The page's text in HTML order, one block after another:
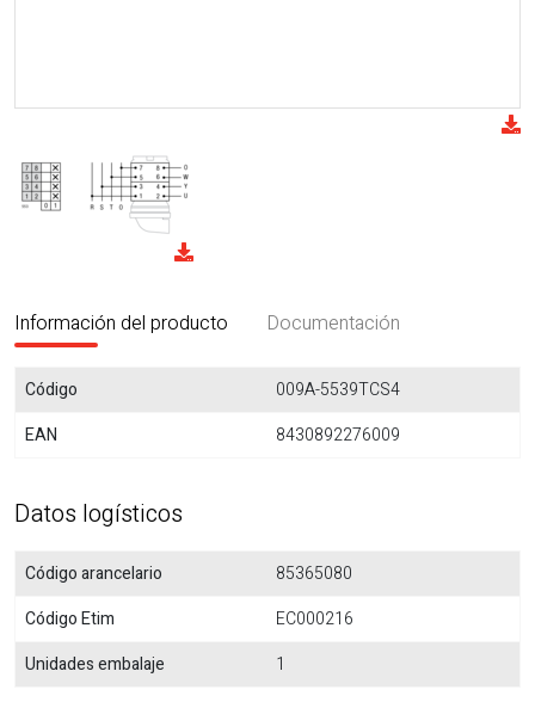
Información del producto Documentación
Código
009A-5539TCS4
EAN
8430892276009
Datos logísticos
Código arancelario
85365080
Código Etim
EC000216
Unidades embalaje
1